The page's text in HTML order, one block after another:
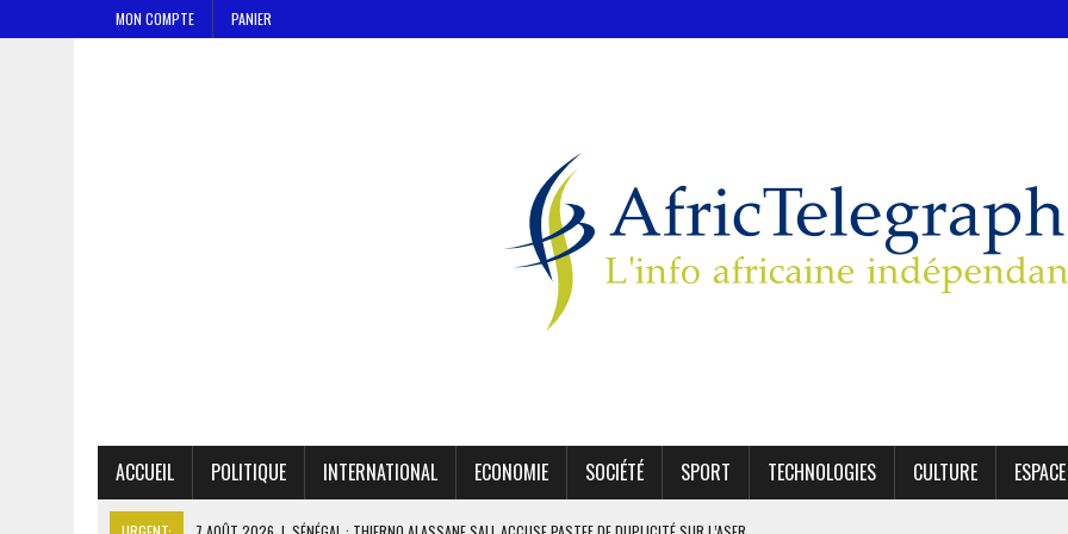
MON COMPTE PANIER
ACCUEIL POLITIQUE INTERNATIONAL ECONOMIE SOCIÉTÉ SPORT TECHNOLOGIES CULTURE